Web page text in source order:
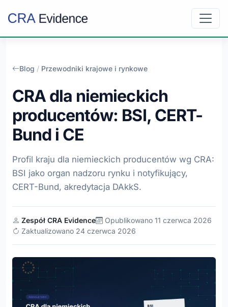
Blog / Przewodniki krajowe i rynkowe
CRA dla niemieckich
producentów: BSI, CERT-
Bund i CE
Profil kraju dla niemieckich producentów wg CRA:
BSI jako organ nadzoru rynku i notyfikujący,
CERT-Bund, akredytacja DAkkS.
Zespół CRA Evidence
Opublikowano 11 czerwca 2026
Zaktualizowano 24 czerwca 2026